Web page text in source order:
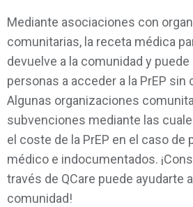
Mediante asociaciones con
comunitarias, la receta médica
devuelve a la comunidad y puede
personas a acceder a la PrEP sin
Algunas organizaciones
subvenciones mediante las
el coste de la PrEP en el caso
médico e indocumentados.
través de QCare puede ayudarte
comunidad!